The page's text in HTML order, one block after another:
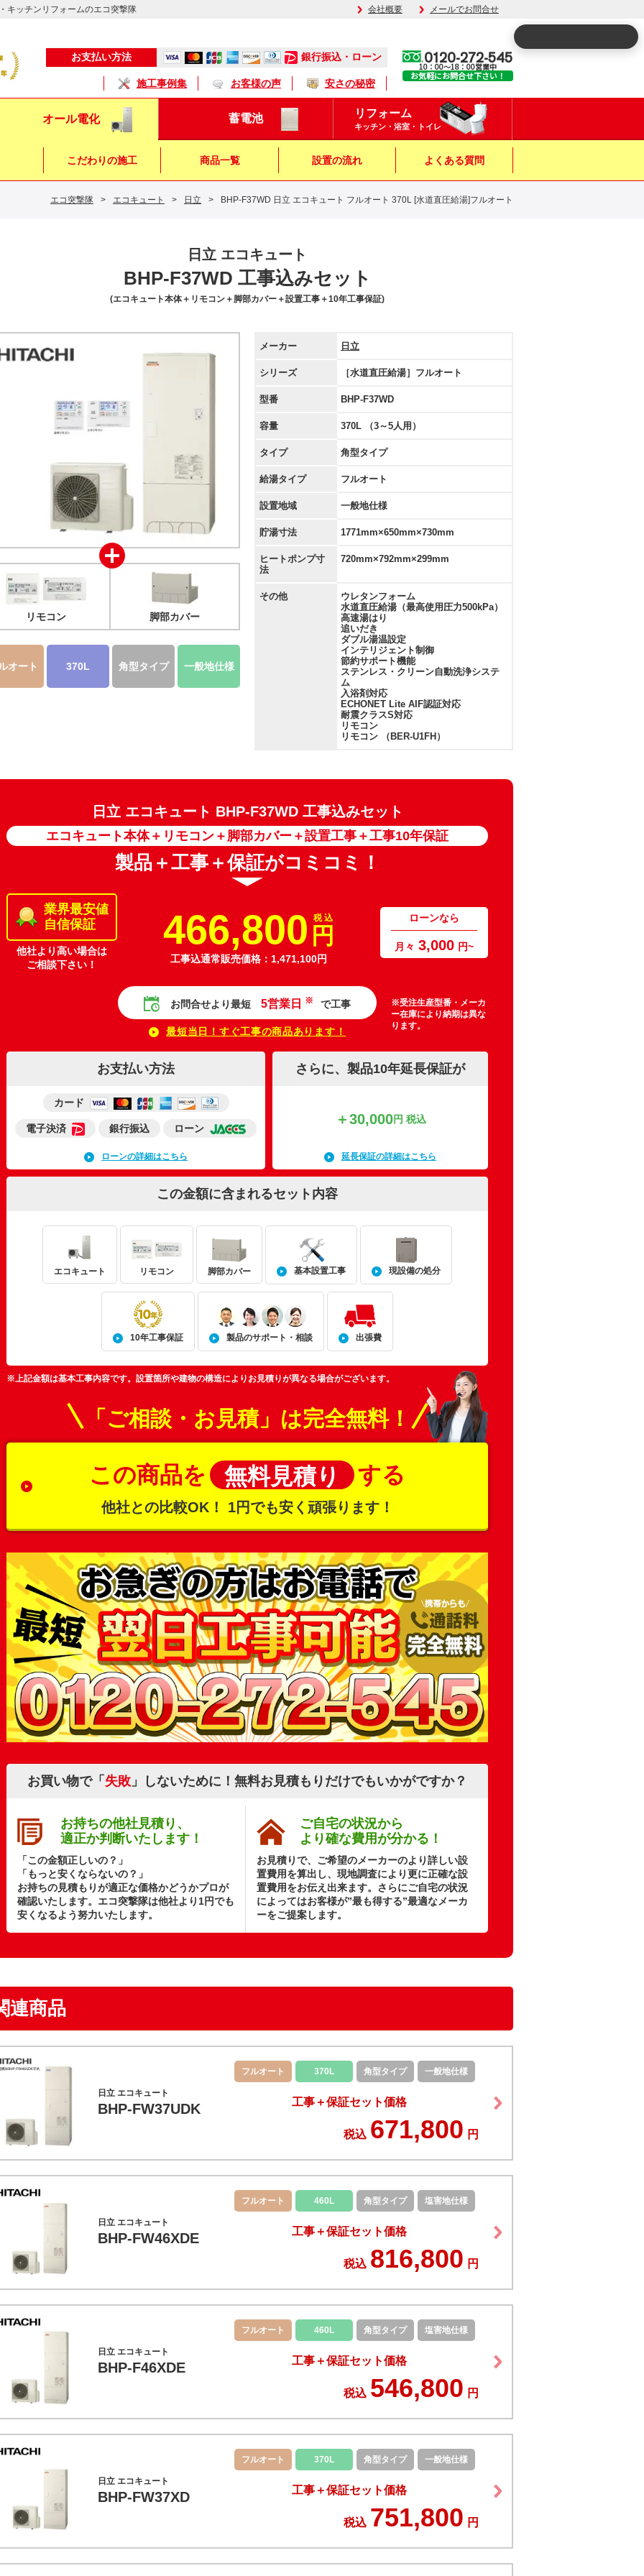
キッチンリフォームのエコ突撃隊 会社概要 メールでお問合せ
お支払い方法 銀行振込・ローン
施工事例集 お客様の声 安さの秘密
0120-272-545
10：00～18：00営業中
お気軽にお問合せ下さい！
オール電化 蓄電池 リフォーム
キッチン・浴室・トイレ
こだわりの施工 商品一覧 設置の流れ よくある質問
エコ突撃隊 > エコキュート > 日立 > BHP-F37WD 日立 エコキュート フルオート 370L [水道直圧給湯]フルオート
日立 エコキュート
BHP-F37WD 工事込みセット
(エコキュート本体＋リモコン＋脚部カバー＋設置工事＋10年工事保証)
リモコン 脚部カバー
オート 370L 角型タイプ 一般地仕様
メーカー 日立
シリーズ ［水道直圧給湯］フルオート
型番 BHP-F37WD
容量 370L （3～5人用）
タイプ 角型タイプ
給湯タイプ フルオート
設置地域 一般地仕様
貯湯寸法 1771mm×650mm×730mm
ヒートポンプ寸
法
720mm×792mm×299mm
その他
ウレタンフォーム
水道直圧給湯（最高使用圧力500kPa）
高速湯はり
追いだき
ダブル湯温設定
インテリジェント制御
節約サポート機能
ステンレス・クリーン自動洗浄システ
ム
入浴剤対応
ECHONET Lite AIF認証対応
耐震クラスS対応
リモコン
リモコン （BER-U1FH）
日立 エコキュート BHP-F37WD 工事込みセット
エコキュート本体＋リモコン＋脚部カバー＋設置工事＋工事10年保証
製品＋工事＋保証がコミコミ！
業界最安値
自信保証
他社より高い場合は
ご相談下さい！
466,800 税 込
円
工事込通常販売価格：1,471,100円
ローンなら
月々 3,000 円~
お問合せより最短 5営業日 ※ で工事
最短当日！すぐ工事の商品あります！
※受注生産型番・メーカ
ー在庫により納期は異な
ります。
お支払い方法
カード
電子決済 銀行振込 ローン
ローンの詳細はこちら
さらに、製品10年延長保証が
＋30,000円 税込
延長保証の詳細はこちら
この金額に含まれるセット内容
エコキュート リモコン 脚部カバー 基本設置工事 現設備の処分
10年工事保証 製品のサポート・相談 出張費
※上記金額は基本工事内容です。設置箇所や建物の構造によりお見積りが異なる場合がございます。
「ご相談・お見積」は完全無料！
この商品を 無料見積り する
他社との比較OK！ 1円でも安く頑張ります！
お買い物で「 失敗 」しないために！無料お見積もりだけでもいかがですか？
お持ちの他社見積り、
適正か判断いたします！
「この金額正しいの？」
「もっと安くならないの？」
お持ちの見積もりが適正な価格かどうかプロが
確認いたします。エコ突撃隊は他社より1円でも
安くなるよう努力いたします。
ご自宅の状況から
より確な費用が分かる！
お見積りで、ご希望のメーカーのより詳しい設
置費用を算出し、現地調査により更に正確な設
置費用をお伝え出来ます。さらにご自宅の状況
によってはお客様が”最も得する”最適なメーカ
ーをご提案します。
連商品
日立 エコキュート
BHP-FW37UDK
フルオート 370L 角型タイプ 一般地仕様
工事＋保証セット価格
税込 671,800 円
日立 エコキュート
BHP-FW46XDE
フルオート 460L 角型タイプ 塩害地仕様
工事＋保証セット価格
税込 816,800 円
日立 エコキュート
BHP-F46XDE
フルオート 460L 角型タイプ 塩害地仕様
工事＋保証セット価格
税込 546,800 円
日立 エコキュート
BHP-FW37XD
フルオート 370L 角型タイプ 一般地仕様
工事＋保証セット価格
税込 751,800 円